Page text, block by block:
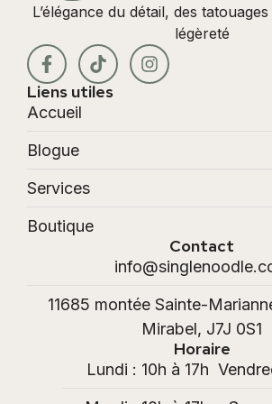
L’élégance du détail, des
légèreté
Liens utiles
Accueil
Blogue
Services
Boutique
Contact
11685 montée Sainte-
Mirabel, J7J 0S1
Horaire
Lundi : 10h à 17h